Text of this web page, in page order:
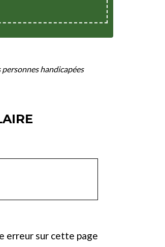
handicapées
erreur sur cette page